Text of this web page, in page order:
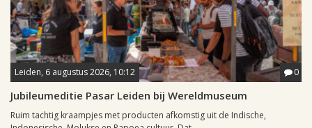
Leiden, 6 augustus 2026, 10:12 0
Jubileumeditie Pasar Leiden bij Wereldmuseum
Ruim tachtig kraampjes met producten afkomstig uit de Indische,